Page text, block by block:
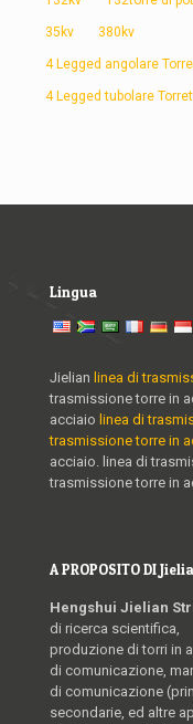
35kv 380kv
4 Legged angolare
4 Legged tubolare
Lingua
Jielian linea di
trasmissione torre in
acciaio linea di
trasmissione torre in
acciaio. linea di
trasmissione torre in
A PROPOSITO DI
Hengshui Jielian
di ricerca scientifica,
produzione di torri in
di comunicazione,
di comunicazione
secondarie, ed altre